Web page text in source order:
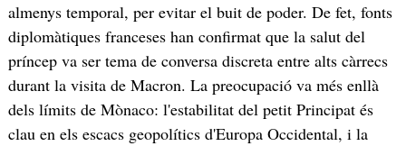
almenys temporal, per evitar el buit de poder. De fet, fonts
diplomàtiques franceses han confirmat que la salut del
príncep va ser tema de conversa discreta entre alts càrrecs
durant la visita de Macron. La preocupació va més enllà
dels límits de Mònaco: l'estabilitat del petit Principat és
clau en els escacs geopolítics d'Europa Occidental, i la